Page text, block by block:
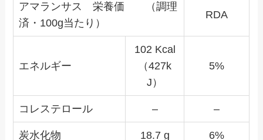
アマランサス 栄養価 （調理
済・100g当たり）
RDA
エネルギー
102 Kcal
（427k
J）
5%
コレステロール – –
炭水化物 18.7 g 6%